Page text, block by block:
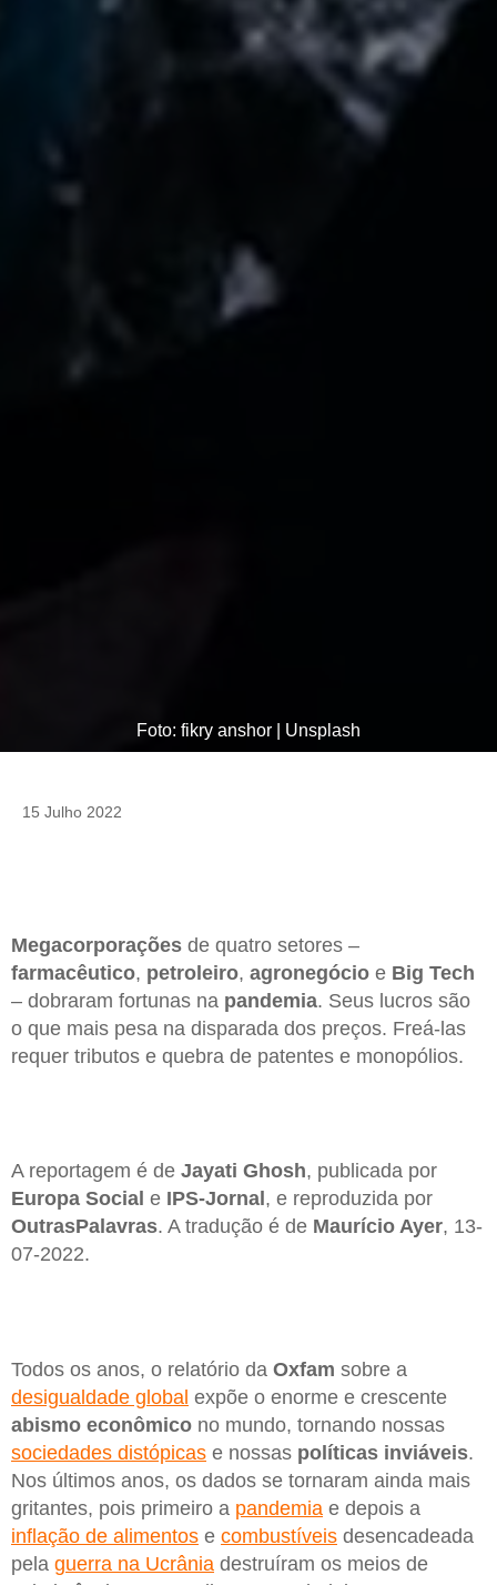
Foto: fikry anshor | Unsplash
15 Julho 2022
Megacorporações de quatro setores –
farmacêutico, petroleiro, agronegócio e Big Tech
– dobraram fortunas na pandemia. Seus lucros são
o que mais pesa na disparada dos preços. Freá-las
requer tributos e quebra de patentes e monopólios.
A reportagem é de Jayati Ghosh, publicada por
Europa Social e IPS-Jornal , e reproduzida por
OutrasPalavras. A tradução é de Maurício Ayer, 13-
07-2022.
Todos os anos, o relatório da Oxfam sobre a
desigualdade global expõe o enorme e crescente
abismo econômico no mundo, tornando nossas
sociedades distópicas e nossas políticas inviáveis.
Nos últimos anos, os dados se tornaram ainda mais
gritantes, pois primeiro a pandemia e depois a
inflação de alimentos e combustíveis desencadeada
pela guerra na Ucrânia destruíram os meios de